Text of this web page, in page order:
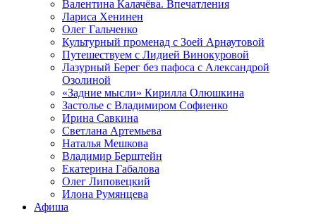
Валентина Калачёва. Впечатления
Лариса Хенинен
Олег Гальченко
Культурный променад с Зоей Арнаутовой
Путешествуем с Лидией Винокуровой
Лазурный Берег без пафоса с Александрой
Озолиной
«Задние мысли» Кирилла Олюшкина
Застолье с Владимиром Софиенко
Ирина Савкина
Светлана Артемьева
Наталья Мешкова
Владимир Берштейн
Екатерина Габалова
Олег Липовецкий
Илона Румянцева
Афиша